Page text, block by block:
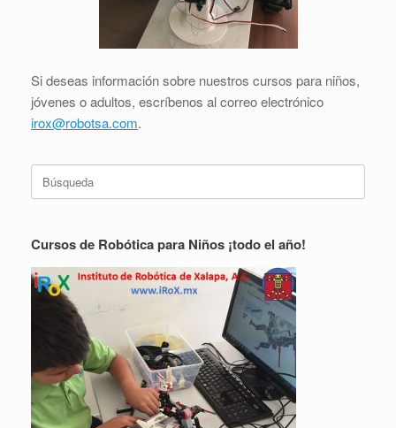
Si deseas información sobre nuestros cursos para niños,
jóvenes o adultos, escríbenos al correo electrónico
irox@robotsa.com.
Buscar:
Cursos de Robótica para Niños ¡todo el año!